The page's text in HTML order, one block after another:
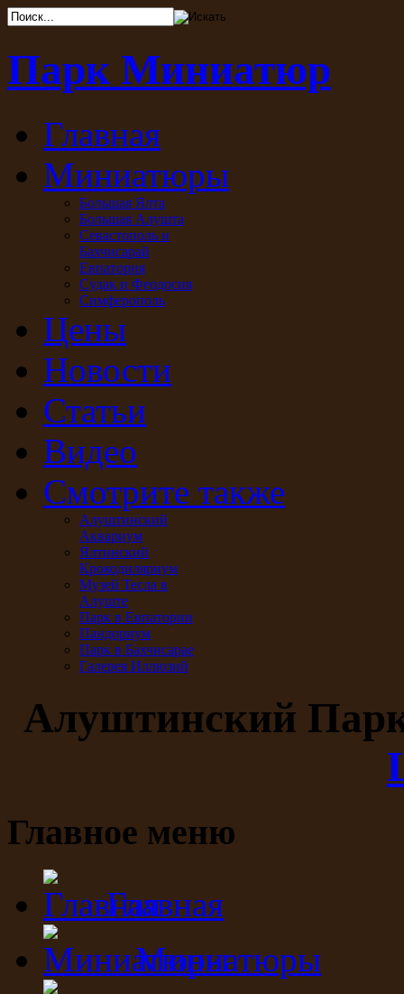
Парк Миниатюр
Главная
Миниатюры
Большая Ялта
Большая Алушта
Севастополь и
Бахчисарай
Евпатория
Судак и Феодосия
Симферополь
Цены
Новости
Статьи
Видео
Смотрите также
Алуштинский
Аквариум
Ялтинский
Крокодиляриум
Музей Тесла в
Алуште
Парк в Евпатории
Пандориум
Парк в Бахчисарае
Галерея Иллюзий
Алуштинский
Главное меню
Главная
Миниатюры